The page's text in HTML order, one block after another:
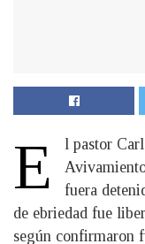
E
l pastor
fuera
de ebriedad fue
según confirmaron